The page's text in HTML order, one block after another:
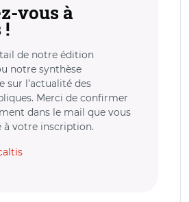
vous à
!
de notre édition
notre synthèse
sur l’actualité des
Merci de confirmer
dans le mail que vous
à votre inscription.